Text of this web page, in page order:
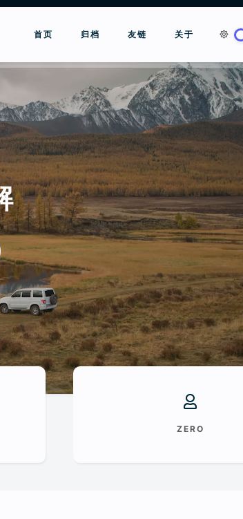
首页 归档 友链 关于
ZERO